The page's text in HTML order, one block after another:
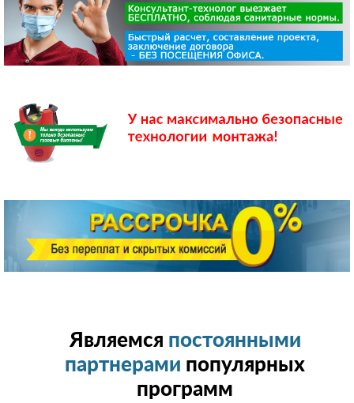
Являемся постоянными
партнерами популярных
программ